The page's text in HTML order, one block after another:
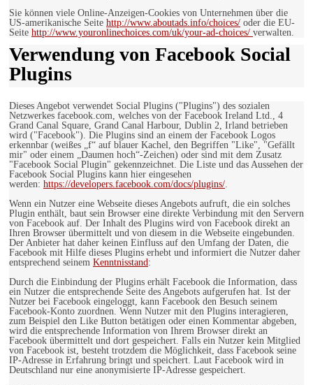
Sie können viele Online-Anzeigen-Cookies von Unternehmen über die
US-amerikanische Seite http://www.aboutads.info/choices/ oder die EU-
Seite http://www.youronlinechoices.com/uk/your-ad-choices/ verwalten.
Verwendung von Facebook Social
Plugins
Dieses Angebot verwendet Social Plugins ("Plugins") des sozialen
Netzwerkes facebook.com, welches von der Facebook Ireland Ltd., 4
Grand Canal Square, Grand Canal Harbour, Dublin 2, Irland betrieben
wird ("Facebook"). Die Plugins sind an einem der Facebook Logos
erkennbar (weißes „f“ auf blauer Kachel, den Begriffen "Like", "Gefällt
mir" oder einem „Daumen hoch“-Zeichen) oder sind mit dem Zusatz
"Facebook Social Plugin" gekennzeichnet. Die Liste und das Aussehen der
Facebook Social Plugins kann hier eingesehen
werden: https://developers.facebook.com/docs/plugins/.
Wenn ein Nutzer eine Webseite dieses Angebots aufruft, die ein solches
Plugin enthält, baut sein Browser eine direkte Verbindung mit den Servern
von Facebook auf. Der Inhalt des Plugins wird von Facebook direkt an
Ihren Browser übermittelt und von diesem in die Webseite eingebunden.
Der Anbieter hat daher keinen Einfluss auf den Umfang der Daten, die
Facebook mit Hilfe dieses Plugins erhebt und informiert die Nutzer daher
entsprechend seinem Kenntnisstand:
Durch die Einbindung der Plugins erhält Facebook die Information, dass
ein Nutzer die entsprechende Seite des Angebots aufgerufen hat. Ist der
Nutzer bei Facebook eingeloggt, kann Facebook den Besuch seinem
Facebook-Konto zuordnen. Wenn Nutzer mit den Plugins interagieren,
zum Beispiel den Like Button betätigen oder einen Kommentar abgeben,
wird die entsprechende Information von Ihrem Browser direkt an
Facebook übermittelt und dort gespeichert. Falls ein Nutzer kein Mitglied
von Facebook ist, besteht trotzdem die Möglichkeit, dass Facebook seine
IP-Adresse in Erfahrung bringt und speichert. Laut Facebook wird in
Deutschland nur eine anonymisierte IP-Adresse gespeichert.